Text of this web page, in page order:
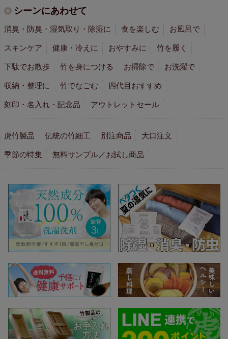
シーンにあわせて
消臭・防臭・湿気取り・除湿に 食を楽しむ お風呂で
スキンケア 健康・冷えに おやすみに 竹を履く
下駄でお散歩 竹を身につける お掃除で お洗濯で
収納・整理に 竹でなごむ 四代目おすすめ
刻印・名入れ・記念品 アウトレットセール
虎竹製品 伝統の竹細工 別注商品 大口注文
季節の特集 無料サンプル／お試し商品